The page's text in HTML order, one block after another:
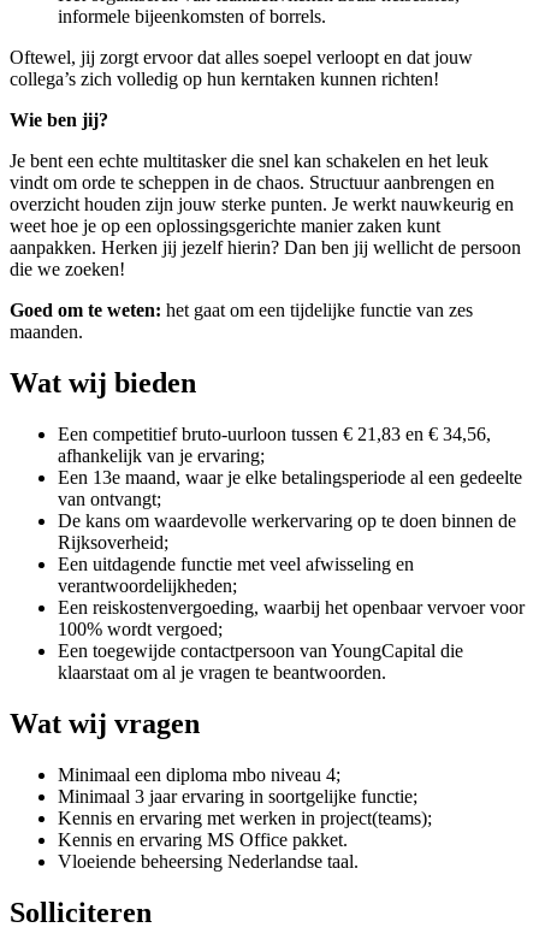
informele bijeenkomsten of borrels.
Oftewel, jij zorgt ervoor dat alles soepel verloopt en dat jouw
collega’s zich volledig op hun kerntaken kunnen richten!
Wie ben jij?
Je bent een echte multitasker die snel kan schakelen en het leuk
vindt om orde te scheppen in de chaos. Structuur aanbrengen en
overzicht houden zijn jouw sterke punten. Je werkt nauwkeurig en
weet hoe je op een oplossingsgerichte manier zaken kunt
aanpakken. Herken jij jezelf hierin? Dan ben jij wellicht de persoon
die we zoeken!
Goed om te weten: het gaat om een tijdelijke functie van zes
maanden.
Wat wij bieden
Een competitief bruto-uurloon tussen € 21,83 en € 34,56,
afhankelijk van je ervaring;
Een 13e maand, waar je elke betalingsperiode al een gedeelte
van ontvangt;
De kans om waardevolle werkervaring op te doen binnen de
Rijksoverheid;
Een uitdagende functie met veel afwisseling en
verantwoordelijkheden;
Een reiskostenvergoeding, waarbij het openbaar vervoer voor
100% wordt vergoed;
Een toegewijde contactpersoon van YoungCapital die
klaarstaat om al je vragen te beantwoorden.
Wat wij vragen
Minimaal een diploma mbo niveau 4;
Minimaal 3 jaar ervaring in soortgelijke functie;
Kennis en ervaring met werken in project(teams);
Kennis en ervaring MS Office pakket.
Vloeiende beheersing Nederlandse taal.
Solliciteren